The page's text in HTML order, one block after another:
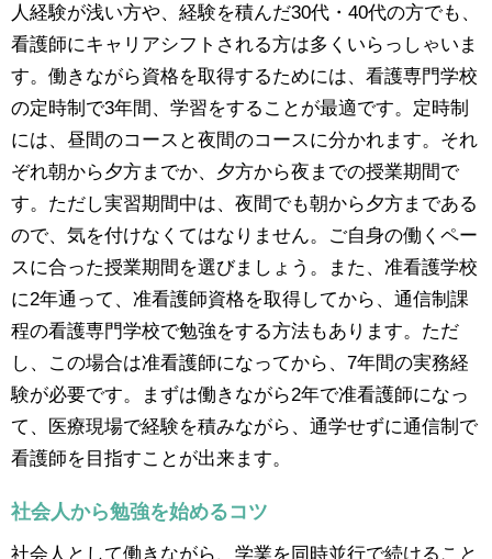
人経験が浅い方や、経験を積んだ30代・40代の方でも、
看護師にキャリアシフトされる方は多くいらっしゃいま
す。働きながら資格を取得するためには、看護専門学校
の定時制で3年間、学習をすることが最適です。定時制
には、昼間のコースと夜間のコースに分かれます。それ
ぞれ朝から夕方までか、夕方から夜までの授業期間で
す。ただし実習期間中は、夜間でも朝から夕方まである
ので、気を付けなくてはなりません。ご自身の働くペー
スに合った授業期間を選びましょう。また、准看護学校
に2年通って、准看護師資格を取得してから、通信制課
程の看護専門学校で勉強をする方法もあります。ただ
し、この場合は准看護師になってから、7年間の実務経
験が必要です。まずは働きながら2年で准看護師になっ
て、医療現場で経験を積みながら、通学せずに通信制で
看護師を目指すことが出来ます。
社会人から勉強を始めるコツ
社会人として働きながら、学業を同時並行で続けること